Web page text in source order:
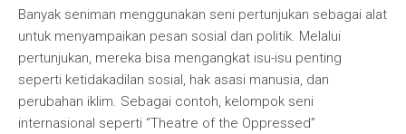
Banyak seniman menggunakan seni pertunjukan sebagai alat
untuk menyampaikan pesan sosial dan politik. Melalui
pertunjukan, mereka bisa mengangkat isu-isu penting
seperti ketidakadilan sosial, hak asasi manusia, dan
perubahan iklim. Sebagai contoh, kelompok seni
internasional seperti “Theatre of the Oppressed”